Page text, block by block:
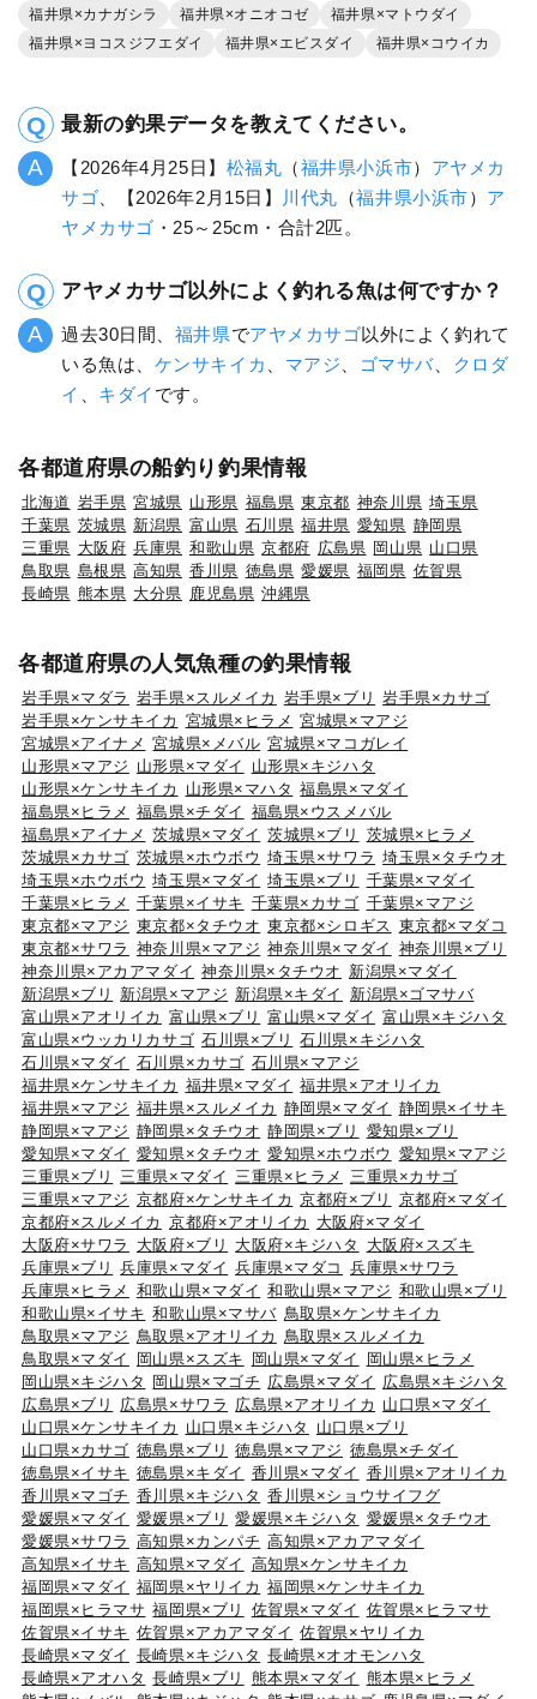
福井県×カナガシラ
福井県×オニオコゼ
福井県×マトウダイ
福井県×ヨコスジフエダイ
福井県×エビスダイ 福井県×コウイカ
最新の釣果データを教えてください。
【2026年4月25日】 松福丸 （福井県小浜市） アヤメカ
サゴ、【2026年2月15日】 川代丸 （福井県小浜市） ア
ヤメカサゴ ・25～25cm・合計2匹。
アヤメカサゴ以外によく釣れる魚は何ですか？
過去30日間、 福井県でアヤメカサゴ以外によく釣れて
いる魚は、 ケンサキイカ 、 マアジ、 ゴマサバ、
クロダ
イ 、 キダイ です。
各都道府県の船釣り釣果情報
北海道 岩手県 宮城県 山形県 福島県 東京都 神奈川県 埼玉県
千葉県 茨城県 新潟県 富山県 石川県 福井県 愛知県 静岡県
三重県 大阪府 兵庫県 和歌山県 京都府 広島県 岡山県 山口県
鳥取県 島根県 高知県 香川県 徳島県 愛媛県 福岡県 佐賀県
長崎県 熊本県 大分県 鹿児島県 沖縄県
各都道府県の人気魚種の釣果情報
岩手県×マダラ 岩手県×スルメイカ 岩手県×ブリ
岩手県×カサゴ
岩手県×ケンサキイカ 宮城県×ヒラメ 宮城県×マアジ
宮城県×アイナメ 宮城県×メバル 宮城県×マコガレイ
山形県×マアジ 山形県×マダイ
山形県×キジハタ
山形県×ケンサキイカ
山形県×マハタ 福島県×マダイ
福島県×ヒラメ 福島県×チダイ 福島県×ウスメバル
福島県×アイナメ 茨城県×マダイ 茨城県×ブリ
茨城県×ヒラメ
茨城県×カサゴ 茨城県×ホウボウ 埼玉県×サワラ 埼玉県×タチウオ
埼玉県×ホウボウ 埼玉県×マダイ 埼玉県×ブリ
千葉県×マダイ
千葉県×ヒラメ 千葉県×イサキ 千葉県×カサゴ 千葉県×マアジ
東京都×マアジ 東京都×タチウオ 東京都×シロギス 東京都×マダコ
東京都×サワラ 神奈川県×マアジ 神奈川県×マダイ 神奈川県×ブリ
神奈川県×アカアマダイ 神奈川県×タチウオ 新潟県×マダイ
新潟県×ブリ
新潟県×マアジ 新潟県×キダイ
新潟県×ゴマサバ
富山県×アオリイカ 富山県×ブリ 富山県×マダイ 富山県×キジハタ
富山県×ウッカリカサゴ 石川県×ブリ
石川県×キジハタ
石川県×マダイ 石川県×カサゴ 石川県×マアジ
福井県×ケンサキイカ 福井県×マダイ 福井県×アオリイカ
福井県×マアジ 福井県×スルメイカ 静岡県×マダイ 静岡県×イサキ
静岡県×マアジ 静岡県×タチウオ 静岡県×ブリ
愛知県×ブリ
愛知県×マダイ 愛知県×タチウオ 愛知県×ホウボウ 愛知県×マアジ
三重県×ブリ
三重県×マダイ 三重県×ヒラメ
三重県×カサゴ
三重県×マアジ 京都府×ケンサキイカ 京都府×ブリ
京都府×マダイ
京都府×スルメイカ 京都府×アオリイカ
大阪府×マダイ
大阪府×サワラ
大阪府×ブリ 大阪府×キジハタ
大阪府×スズキ
兵庫県×ブリ
兵庫県×マダイ 兵庫県×マダコ
兵庫県×サワラ
兵庫県×ヒラメ 和歌山県×マダイ 和歌山県×マアジ 和歌山県×ブリ
和歌山県×イサキ 和歌山県×マサバ 鳥取県×ケンサキイカ
鳥取県×マアジ 鳥取県×アオリイカ 鳥取県×スルメイカ
鳥取県×マダイ
岡山県×スズキ 岡山県×マダイ
岡山県×ヒラメ
岡山県×キジハタ
岡山県×マゴチ 広島県×マダイ 広島県×キジハタ
広島県×ブリ
広島県×サワラ 広島県×アオリイカ 山口県×マダイ
山口県×ケンサキイカ
山口県×キジハタ
山口県×ブリ
山口県×カサゴ 徳島県×ブリ 徳島県×マアジ 徳島県×チダイ
徳島県×イサキ 徳島県×キダイ 香川県×マダイ 香川県×アオリイカ
香川県×マゴチ 香川県×キジハタ 香川県×ショウサイフグ
愛媛県×マダイ 愛媛県×ブリ 愛媛県×キジハタ 愛媛県×タチウオ
愛媛県×サワラ 高知県×カンパチ 高知県×アカアマダイ
高知県×イサキ 高知県×マダイ 高知県×ケンサキイカ
福岡県×マダイ 福岡県×ヤリイカ 福岡県×ケンサキイカ
福岡県×ヒラマサ 福岡県×ブリ 佐賀県×マダイ 佐賀県×ヒラマサ
佐賀県×イサキ 佐賀県×アカアマダイ 佐賀県×ヤリイカ
長崎県×マダイ 長崎県×キジハタ 長崎県×オオモンハタ
長崎県×アオハタ 長崎県×ブリ 熊本県×マダイ 熊本県×ヒラメ